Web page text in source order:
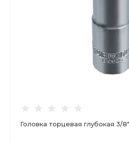
Головка торцевая глубокая 3/